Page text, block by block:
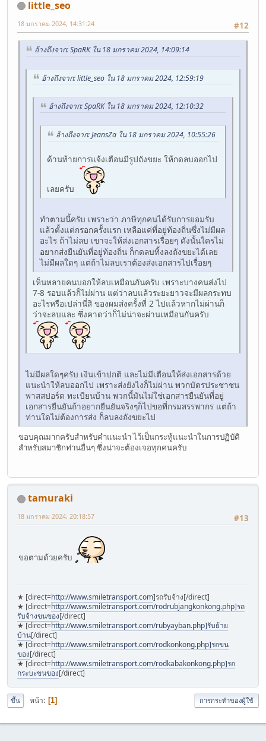
little_seo
#12
18 มกราคม 2024, 14:31:24
อ้างถึงจาก: SpaRK ใน 18 มกราคม 2024, 14:09:14
อ้างถึงจาก: little_seo ใน 18 มกราคม 2024, 12:59:19
อ้างถึงจาก: SpaRK ใน 18 มกราคม 2024, 12:10:32
อ้างถึงจาก: JeansZa ใน 18 มกราคม 2024, 10:55:26
ด้านท้ายการแจ้งเตือนมีรูปถังขยะ ให้กดลบออกไป
เลยครับ
ทำตามนี้ครับ เพราะว่า ภาษีทุกคนได้รับการยอมรับ
แล้วตั้งแต่กรอกครั้งแรก เหลือแค่ที่อยู่ท้องถิ่นซึ่งไม่มีผล
อะไร ถ้าไม่ลบ เขาจะให้ส่งเอกสารเรื่อยๆ ดังนั้นใครไม่
อยากส่งยืนยันที่อยู่ท้องถิ่น ก็กดลบทิ้งลงถังขยะได้เลย
ไม่มีผลใดๆ แต่ถ้าไม่ลบเราต้องส่งเอกสารไปเรื่อยๆ
เห็นหลายคนบอกให้ลบเหมือนกันครับ เพราะบางคนส่งไป
7-8 รอบแล้วก็ไม่ผ่าน แต่ว่าลบแล้วระยะยาวจะมีผลกระทบ
อะไรหรือเปล่านี่สิ ของผมส่งครั้งที่ 2 ไปแล้วหากไม่ผ่านก็
ว่าจะลบและ ซึ่งคาดว่าก็ไม่น่าจะผ่านเหมือนกันครับ
ไม่มีผลใดๆครับ เงินเข้าปกติ และไม่มีเตือนให้ส่งเอกสารด้วย
แนะนำให้ลบออกไป เพราะส่งยังไงก็ไม่ผ่าน พวกบัตรประชาชน
พาสสปอร์ต ทะเบียนบ้าน พวกนี้มันไม่ใช่เอกสารยืนยันที่อยู่
เอกสารยืนยันถ้าอยากยืนยันจริงๆก็ไปขอที่กรมสรรพากร แต่ถ้า
ท่านใดไม่ต้องการส่ง ก็ลบลงถังขยะไป
ขอบคุณมากครับสำหรับคำแนะนำ ไว้เป็นกระทู้แนะนำในการปฏิบัติ
สำหรับสมาชิกท่านอื่นๆ ซึ่งน่าจะต้องเจอทุกคนครับ
tamuraki
#13
18 มกราคม 2024, 20:18:57
ขอตามด้วยครับ
★ [direct=http://www.smiletransport.com]รถรับจ้าง[/direct]
★ [direct=http://www.smiletransport.com/rodrubjangkonkong.php]รถ
รับจ้างขนของ[/direct]
★ [direct=http://www.smiletransport.com/rubyayban.php]รับย้าย
บ้าน[/direct]
★ [direct=http://www.smiletransport.com/rodkonkong.php]รถขน
ของ[/direct]
★ [direct=http://www.smiletransport.com/rodkabakonkong.php]รถ
กระบะขนของ[/direct]
ขึ้น หน้า 1 การกระทำของผู้ใช้